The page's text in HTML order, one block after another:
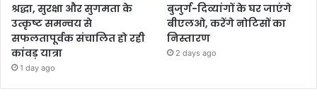
श्रद्धा, सुरक्षा और सुगमता के
उत्कृष्ट समन्वय से
सफलतापूर्वक संचालित हो रही
कांवड़ यात्रा
1 day ago
बुजुर्ग-दिव्यांगों के घर जाएंगे
बीएलओ, करेंगे नोटिसों का
निस्तारण
2 days ago